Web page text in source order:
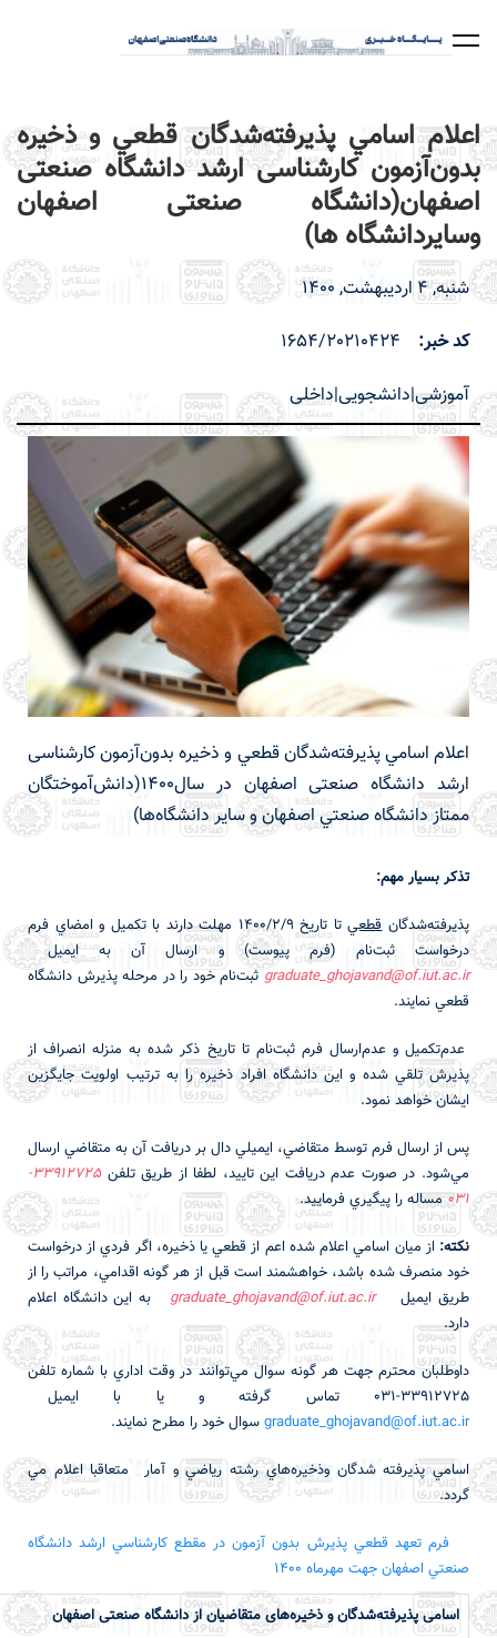
اعلام اسامي پذيرفته‌شدگان قطعي و ذخيره
بدون‌آزمون کارشناسی ارشد دانشگاه صنعتی
اصفهان(دانشگاه صنعتی اصفهان
وسایردانشگاه ها)
شنبه, 4 اردیبهشت, 1400
کد خبر
1654/20210424
آموزشی|دانشجویی|داخلی
اعلام اسامي پذيرفته‌شدگان قطعي و ذخيره بدون‌آزمون کارشناسی
ارشد دانشگاه صنعتی اصفهان در سال1400(دانش‌آموختگان
ممتاز دانشگاه صنعتي اصفهان و ساير دانشگاه‌ها)
تذكر بسيار مهم:
پذيرفته‌شدگانقطعي
تا تاريخ 1400/2/9 مهلت دارند با تكميل و امضاي فرم
درخواست ثبت‌نام (فرم پيوست) و ارسال آن به ايميل
graduate_ghojavand@of.iut.ac.ir ثبت‌نام خود را در مرحله پذيرش دانشگاه
قطعي نمايند.
عدم‌تكميل و عدم‌‌ارسال فرم ثبت‌نام تا تاريخ ذكر شده به منزله انصراف از
پذيرش تلقي شده و اين دانشگاه افراد ذخيره را به ترتيب اولويت جايگزين
ايشان خواهد نمود.
پس از ارسال فرم توسط متقاضي، ايميلي دال بر دريافت آن به متقاضي ارسال
مي‌شود. در صورت عدم دريافت اين تاييد، لطفا از طريق تلفن
33912725-
031 مساله را پيگيري فرماييد.
نكته: از ميان اسامي اعلام شده اعم از قطعي يا ذخيره، اگر فردي از درخواست
خود منصرف شده باشد، خواهشمند است قبل از هر گونه اقدامي، مراتب را از
طريق ايميل
graduate_ghojavand@of.iut.ac.ir به اين دانشگاه اعلام
دارد.
داوطلبان محترم جهت هر گونه سوال مي‌توانند در وقت اداري با شماره تلفن
33912725-031 تماس گرفته و يا با ايميل
graduate_ghojavand@of.iut.ac.ir سوال خود را مطرح نمايند.
اسامي پذيرفته شدگان وذخيره‌هاي رشته رياضي و آمار متعاقبا اعلام مي
گردد.
فرم تعهد قطعي پذيرش بدون آزمون در مقطع كارشناسي ارشد دانشگاه
صنعتي اصفهان جهت مهرماه 1400
اسامی پذیرفته‌شدگان و ذخیره‌های متقاضیان از دانشگاه صنعتی اصفهان